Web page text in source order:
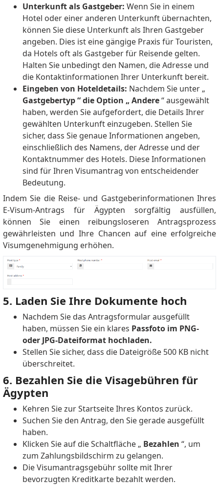
Unterkunft als Gastgeber: Wenn Sie in einem
Hotel oder einer anderen Unterkunft übernachten,
können Sie diese Unterkunft als Ihren Gastgeber
angeben. Dies ist eine gängige Praxis für Touristen,
da Hotels oft als Gastgeber für Reisende gelten.
Halten Sie unbedingt den Namen, die Adresse und
die Kontaktinformationen Ihrer Unterkunft bereit.
Eingeben von Hoteldetails: Nachdem Sie unter „
Gastgebertyp “ die Option „ Andere“ ausgewählt
haben, werden Sie aufgefordert, die Details Ihrer
gewählten Unterkunft einzugeben. Stellen Sie
sicher, dass Sie genaue Informationen angeben,
einschließlich des Namens, der Adresse und der
Kontaktnummer des Hotels. Diese Informationen
sind für Ihren Visumantrag von entscheidender
Bedeutung.
Indem Sie die Reise- und Gastgeberinformationen Ihres
E-Visum-Antrags für Ägypten sorgfältig ausfüllen,
können Sie einen reibungsloseren Antragsprozess
gewährleisten und Ihre Chancen auf eine erfolgreiche
Visumgenehmigung erhöhen.
5. Laden Sie Ihre Dokumente hoch
Nachdem Sie das Antragsformular ausgefüllt
haben, müssen Sie ein klares Passfoto im PNG-
oder JPG-Dateiformat hochladen.
Stellen Sie sicher, dass die Dateigröße 500 KB nicht
überschreitet.
6. Bezahlen Sie die Visagebühren für
Ägypten
Kehren Sie zur Startseite Ihres Kontos zurück.
Suchen Sie den Antrag, den Sie gerade ausgefüllt
haben.
Klicken Sie auf die Schaltfläche „ Bezahlen “, um
zum Zahlungsbildschirm zu gelangen.
Die Visumantragsgebühr sollte mit Ihrer
bevorzugten Kreditkarte bezahlt werden.